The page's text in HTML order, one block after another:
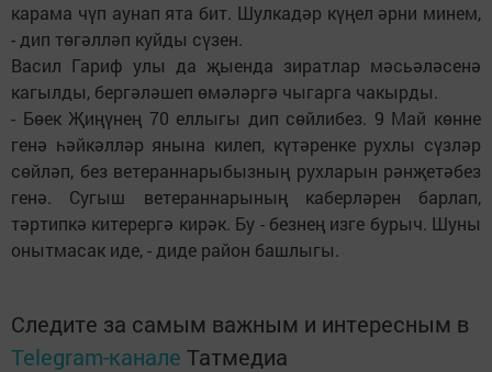
карама чүп аунап ята бит. Шулкадәр күңел әрни минем,
- дип төгәлләп куйды сүзен.
Васил Гариф улы да җыенда зиратлар мәсьәләсенә
кагылды, бергәләшеп өмәләргә чыгарга чакырды.
- Бөек Җиңүнең 70 еллыгы дип сөйлибез. 9 Май көнне
генә һәйкәлләр янына килеп, күтәренке рухлы сүзләр
сөйләп, без ветераннарыбызның рухларын рәнҗетәбез
генә. Сугыш ветераннарының каберләрен барлап,
тәртипкә китерергә кирәк. Бу - безнең изге бурыч. Шуны
онытмасак иде, - диде район башлыгы.
Следите за самым важным и интересным в
Telegram-канале Татмедиа